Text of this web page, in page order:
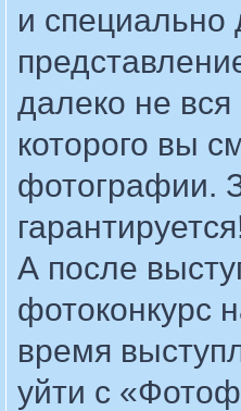
и специально
далеко не
которого вы
фотографии.
А после
фотоконкурс
время
уйти с